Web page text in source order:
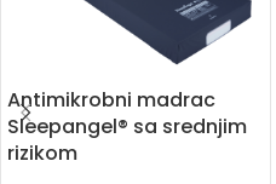
Antimikrobni madrac
Sleepangel® sa srednjim
rizikom